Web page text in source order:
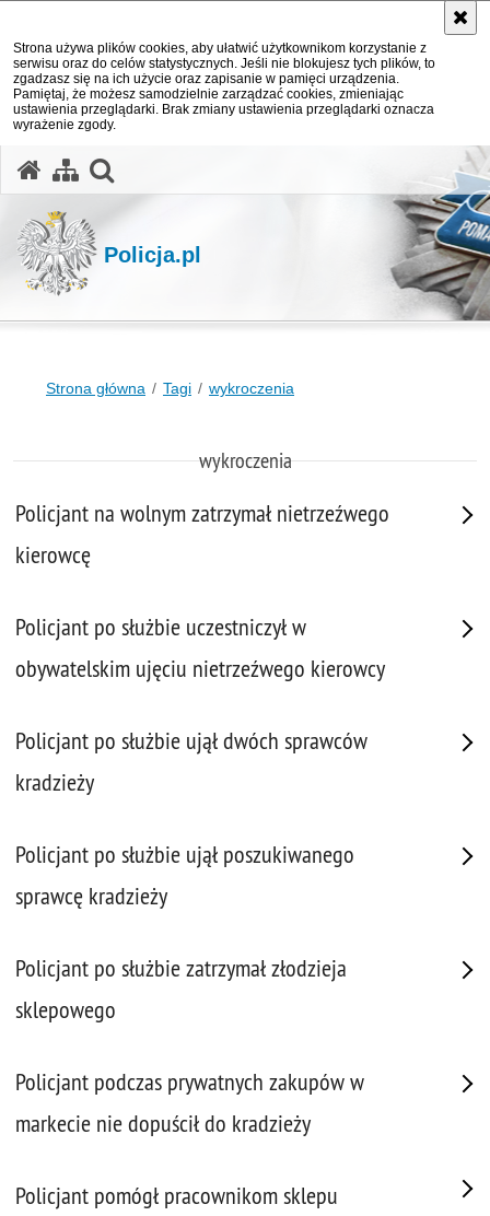
Strona używa plików cookies, aby ułatwić użytkownikom korzystanie z
serwisu oraz do celów statystycznych. Jeśli nie blokujesz tych plików, to
zgadzasz się na ich użycie oraz zapisanie w pamięci urządzenia.
Pamiętaj, że możesz samodzielnie zarządzać cookies, zmieniając
ustawienia przeglądarki. Brak zmiany ustawienia przeglądarki oznacza
wyrażenie zgody.
Policja.pl
Strona główna Tagi wykroczenia
wykroczenia
Policjant na wolnym zatrzymał nietrzeźwego
kierowcę
Policjant po służbie uczestniczył w
obywatelskim ujęciu nietrzeźwego kierowcy
Policjant po służbie ujął dwóch sprawców
kradzieży
Policjant po służbie ujął poszukiwanego
sprawcę kradzieży
Policjant po służbie zatrzymał złodzieja
sklepowego
Policjant podczas prywatnych zakupów w
markecie nie dopuścił do kradzieży
Policjant pomógł pracownikom sklepu